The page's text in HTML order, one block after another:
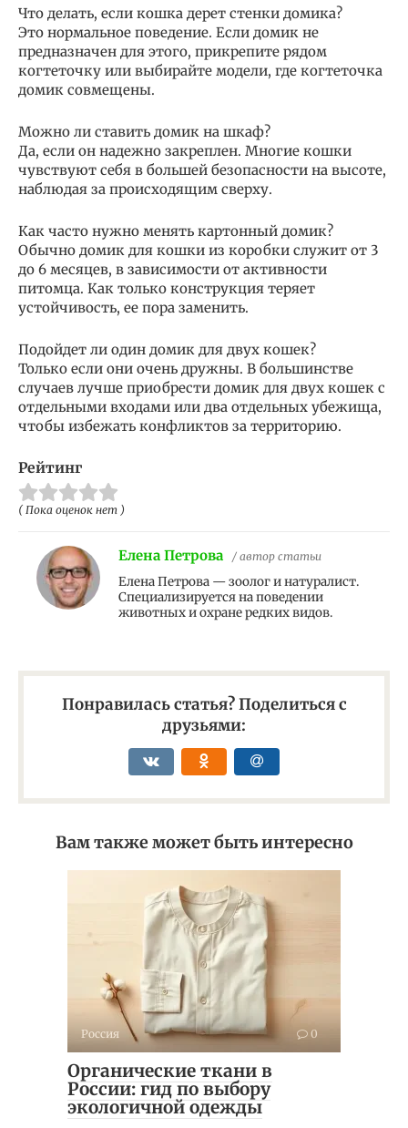
Что делать, если кошка дерет стенки домика?
Это нормальное поведение. Если домик не
предназначен для этого, прикрепите рядом
когтеточку или выбирайте модели, где когтеточка
домик совмещены.
Можно ли ставить домик на шкаф?
Да, если он надежно закреплен. Многие кошки
чувствуют себя в большей безопасности на высоте,
наблюдая за происходящим сверху.
Как часто нужно менять картонный домик?
Обычно домик для кошки из коробки служит от 3
до 6 месяцев, в зависимости от активности
питомца. Как только конструкция теряет
устойчивость, ее пора заменить.
Подойдет ли один домик для двух кошек?
Только если они очень дружны. В большинстве
случаев лучше приобрести домик для двух кошек с
отдельными входами или два отдельных убежища,
чтобы избежать конфликтов за территорию.
Рейтинг
( Пока оценок нет )
Елена Петрова / автор статьи
Елена Петрова — зоолог и натуралист.
Специализируется на поведении
животных и охране редких видов.
Понравилась статья? Поделиться с
друзьями:
Вам также может быть интересно
Россия 0
Органические ткани в
России: гид по выбору
экологичной одежды